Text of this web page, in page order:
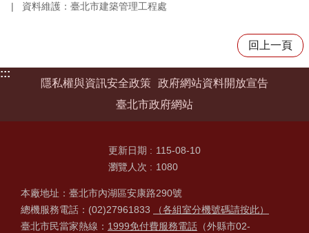
資料維護：臺北市建築管理工程處
回上一頁
:::
隱私權與資訊安全政策 政府網站資料開放宣告
臺北市政府網站
更新日期
115-08-10
瀏覽人次
1080
本廠地址：臺北市內湖區安康路290號
總機服務電話：(02)27961833
（各組室分機號碼請按此）
臺北市民當家熱線： 1999免付費服務電話 （外縣市02-